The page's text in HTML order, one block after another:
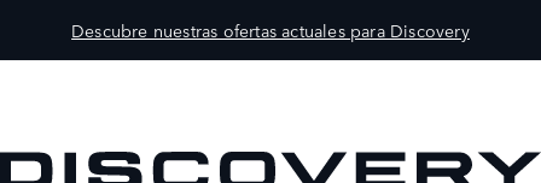
Descubre nuestras ofertas actuales para Discovery